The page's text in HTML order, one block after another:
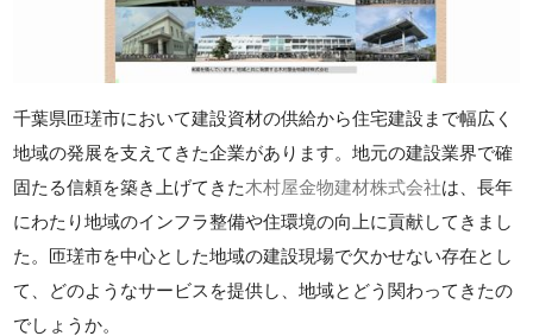
千葉県匝瑳市において建設資材の供給から住宅建設まで幅広く
地域の発展を支えてきた企業があります。地元の建設業界で確
固たる信頼を築き上げてきた木村屋金物建材株式会社は、長年
にわたり地域のインフラ整備や住環境の向上に貢献してきまし
た。匝瑳市を中心とした地域の建設現場で欠かせない存在とし
て、どのようなサービスを提供し、地域とどう関わってきたの
でしょうか。